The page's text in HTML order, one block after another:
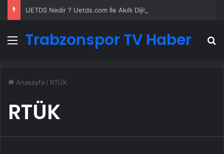
Menü
Trabzonspor TV Haber
Anasayfa / RTÜK
RTÜK